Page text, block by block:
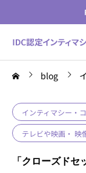
blog
インティマシー・
テレビや映画・ 映
「クローズドセ